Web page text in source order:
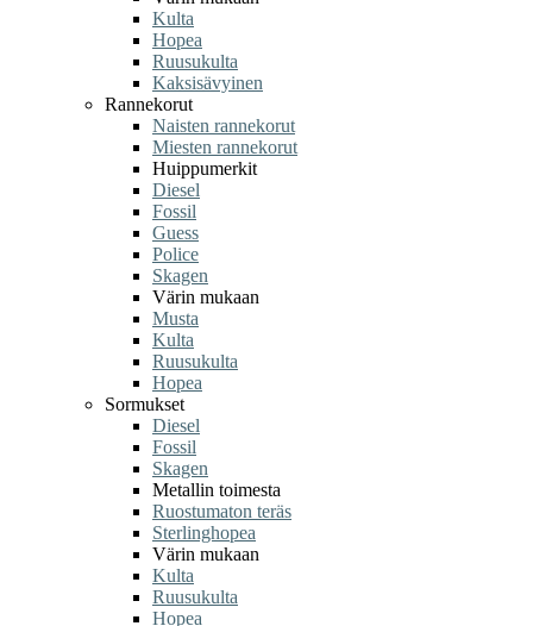
Kulta
Hopea
Ruusukulta
Kaksisävyinen
Rannekorut
Naisten rannekorut
Miesten rannekorut
Huippumerkit
Diesel
Fossil
Guess
Police
Skagen
Värin mukaan
Musta
Kulta
Ruusukulta
Hopea
Sormukset
Diesel
Fossil
Skagen
Metallin toimesta
Ruostumaton teräs
Sterlinghopea
Värin mukaan
Kulta
Ruusukulta
Hopea